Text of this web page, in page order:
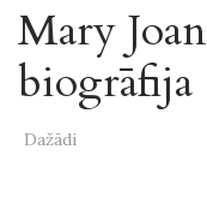
Mary
biogrāfija
Dažādi